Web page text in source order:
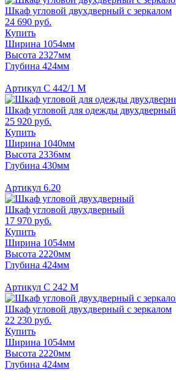
Шкаф угловой двухдверный с зеркалом
24 690 руб.
Купить
Ширина 1054мм
Высота 2327мм
Глубина 424мм
Артикул С 442/1 М
Шкаф угловой для одежды двухдверный
25 920 руб.
Купить
Ширина 1040мм
Высота 2336мм
Глубина 430мм
Артикул 6.20
Шкаф угловой двухдверный
17 970 руб.
Купить
Ширина 1054мм
Высота 2220мм
Глубина 424мм
Артикул С 242 М
Шкаф угловой двухдверный с зеркалом
22 230 руб.
Купить
Ширина 1054мм
Высота 2220мм
Глубина 424мм